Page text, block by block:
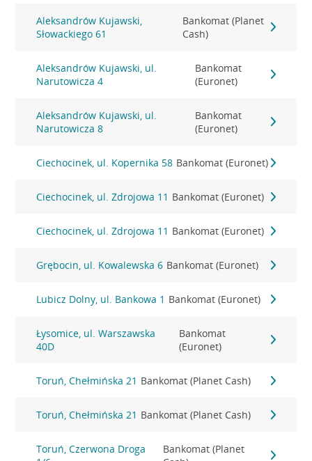
Aleksandrów Kujawski,
Słowackiego 61
Bankomat (Planet
Cash)
Aleksandrów Kujawski, ul.
Narutowicza 4
Bankomat
(Euronet)
Aleksandrów Kujawski, ul.
Narutowicza 8
Bankomat
(Euronet)
Ciechocinek, ul. Kopernika 58 Bankomat (Euronet)
Ciechocinek, ul. Zdrojowa 11 Bankomat (Euronet)
Ciechocinek, ul. Zdrojowa 11 Bankomat (Euronet)
Grębocin, ul. Kowalewska 6 Bankomat (Euronet)
Lubicz Dolny, ul. Bankowa 1 Bankomat (Euronet)
Łysomice, ul. Warszawska
40D
Bankomat
(Euronet)
Toruń, Chełmińska 21 Bankomat (Planet Cash)
Toruń, Chełmińska 21 Bankomat (Planet Cash)
Toruń, Czerwona Droga
Bankomat (Planet